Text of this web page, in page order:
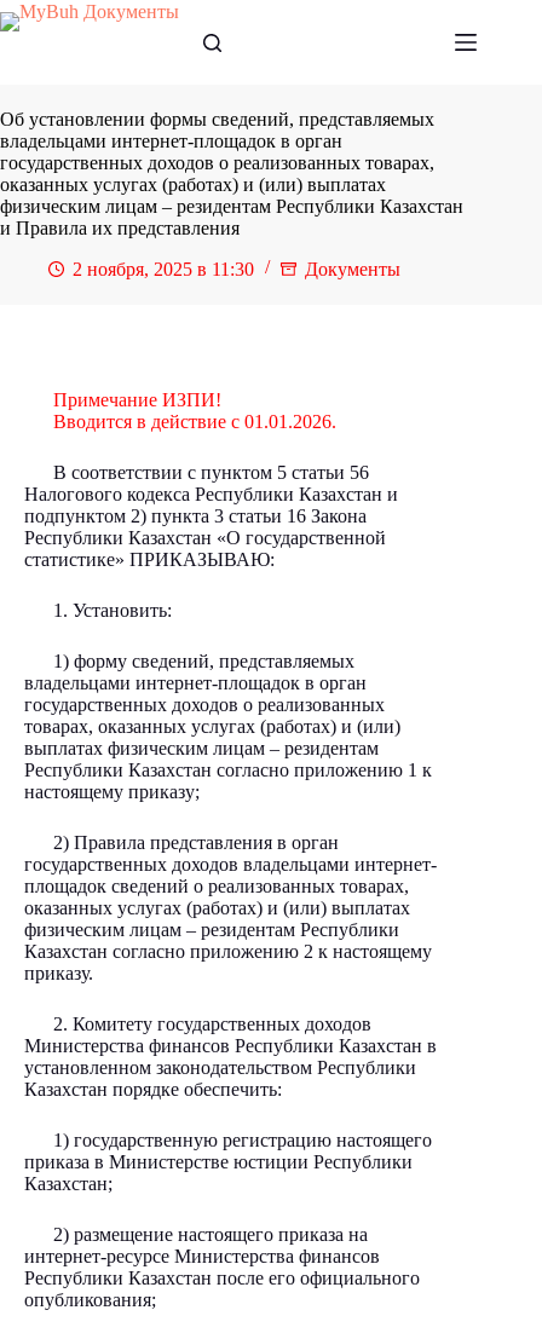
Перейти
к
Об установлении формы сведений, представляемых
владельцами интернет-площадок в орган
государственных доходов о реализованных товарах,
оказанных услугах (работах) и (или) выплатах
физическим лицам – резидентам Республики Казахстан
и Правила их представления
2 ноября, 2025 в 11:30
Документы
Примечание ИЗПИ!
Вводится в действие с 01.01.2026.
В соответствии с пунктом 5 статьи 56
Налогового кодекса Республики Казахстан и
подпунктом 2) пункта 3 статьи 16 Закона
Республики Казахстан «О государственной
статистике» ПРИКАЗЫВАЮ:
1. Установить:
1) форму сведений, представляемых
владельцами интернет-площадок в орган
государственных доходов о реализованных
товарах, оказанных услугах (работах) и (или)
выплатах физическим лицам – резидентам
Республики Казахстан согласно приложению 1 к
настоящему приказу;
2) Правила представления в орган
государственных доходов владельцами интернет-
площадок сведений о реализованных товарах,
оказанных услугах (работах) и (или) выплатах
физическим лицам – резидентам Республики
Казахстан согласно приложению 2 к настоящему
приказу.
2. Комитету государственных доходов
Министерства финансов Республики Казахстан в
установленном законодательством Республики
Казахстан порядке обеспечить:
1) государственную регистрацию настоящего
приказа в Министерстве юстиции Республики
Казахстан;
2) размещение настоящего приказа на
интернет-ресурсе Министерства финансов
Республики Казахстан после его официального
опубликования;